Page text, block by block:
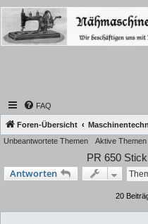
FAQ
Foren-Übersicht
Unbeantwortete Themen Aktive Themen
PR 650
Antworten
20